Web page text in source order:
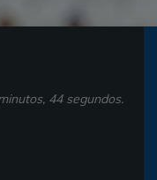
44 segundos.